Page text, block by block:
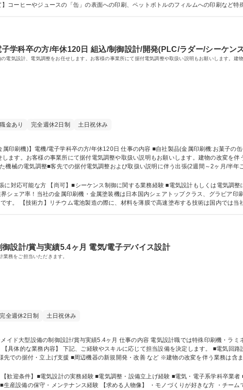
コーヒーやジュースの「缶」の表面への印刷、ペットボトルのフィルムへの印刷など特
学科卒の方/年休120日 組込/制御設計/開発(PLC/ラダー/シーケン
気設計、電気調整をお任せします。お客様の事業所にて据付電気調整や取扱い説明もお願いします。建
金あり 完全週休2日制 土日祝休み
ます。お客様の事業所にて据付電気調整や取扱い説明もお願いします。建物の改変を伴
機械の電気調整■客先での据付電気調整および取扱い説明に伴う出張(2週間～2ヶ月/半年
に4台ほど作成。【入社後】OJTにて先輩のサポートをしながら学んでいただきます。徐
機)】電機/電子学科卒の方/年休1
対応可能な方 【尚可】■シーケンス制御に関する業務経験 ■電気設計もしくは電気調整
す。 【技術力】リチウム電池製造の際に、材料を薄膜で高速塗布する技術は国内では当
設計/賞与実績5.4ヶ月 電気/電子デバイス設計
務をご担当いただきます。
完全週休2日制 土日祝休み
の据付・立上げ支援 ■周辺機器の新規開発・改善 など ※建物の改変を伴う業務は含まな
績5.4ヶ月
の実務経験 ■電気調整・設備立上げ経験 ■電気・電子系学科卒業者 ■PLC／シ